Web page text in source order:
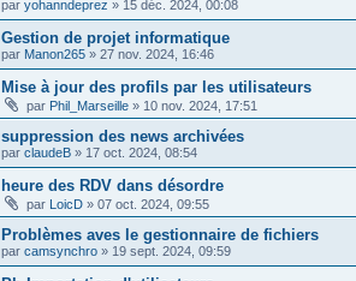
par yohanndeprez » 15 déc. 2024, 00:08
Gestion de projet informatique
par Manon265 » 27 nov. 2024, 16:46
Mise à jour des profils par les utilisateurs
par Phil_Marseille » 10 nov. 2024, 17:51
suppression des news archivées
par claudeB » 17 oct. 2024, 08:54
heure des RDV dans désordre
par LoicD » 07 oct. 2024, 09:55
Problèmes aves le gestionnaire de fichiers
par camsynchro » 19 sept. 2024, 09:59